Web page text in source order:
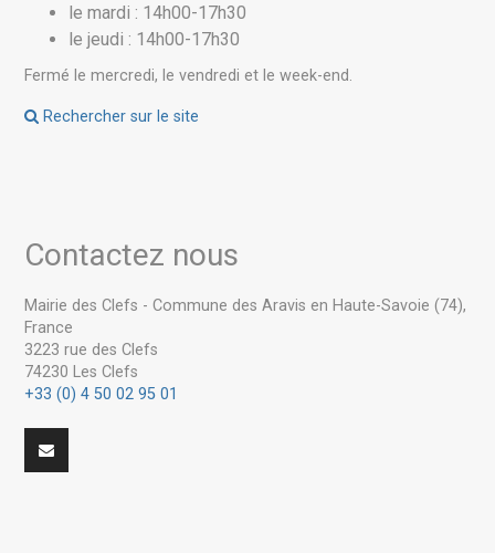
le mardi : 14h00-17h30
le jeudi : 14h00-17h30
Fermé le mercredi, le vendredi et le week-end.
Rechercher sur le site
Contactez nous
Mairie des Clefs - Commune des Aravis en Haute-Savoie (74),
France
3223 rue des Clefs
74230 Les Clefs
+33 (0) 4 50 02 95 01